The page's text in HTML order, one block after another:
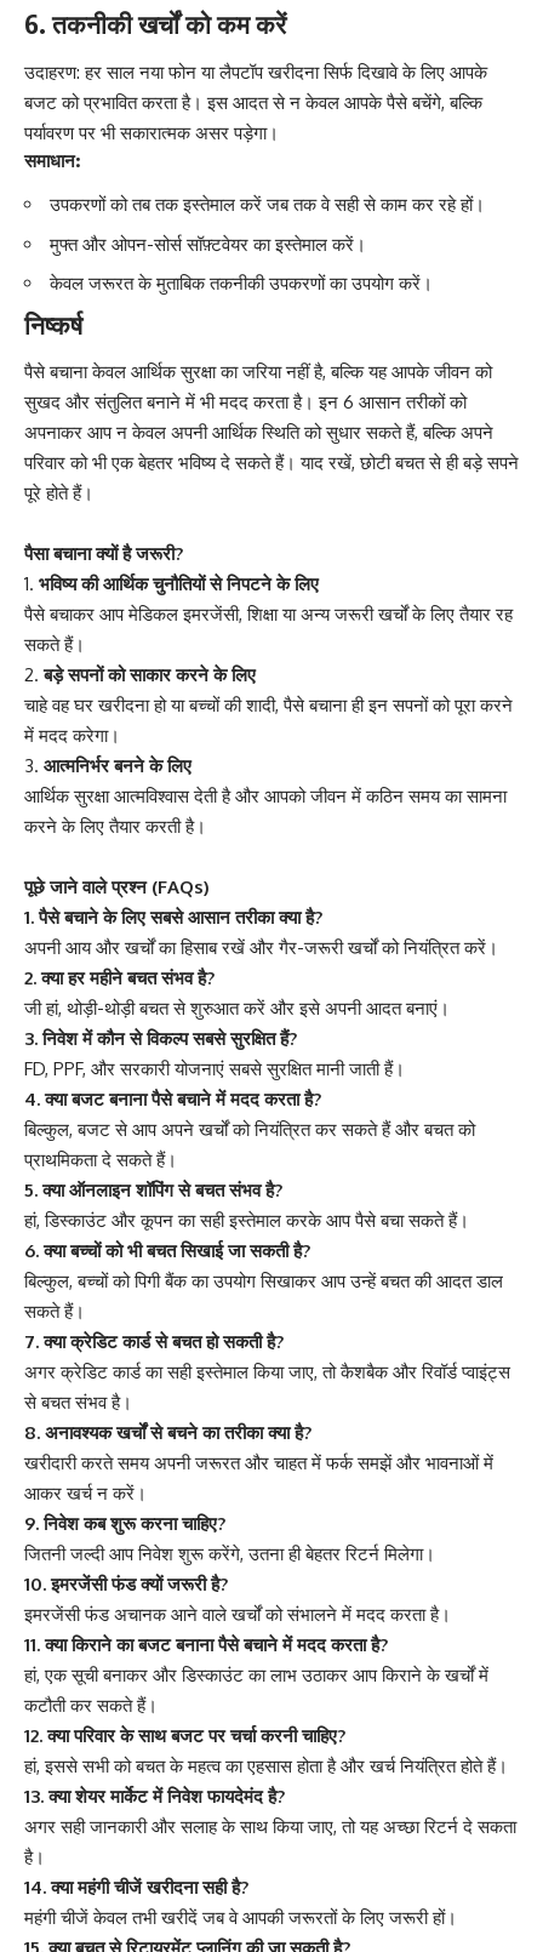
6. तकनीकी खर्चों को कम करें
उदाहरण: हर साल नया फोन या लैपटॉप खरीदना सिर्फ दिखावे के लिए आपके
बजट को प्रभावित करता है। इस आदत से न केवल आपके पैसे बचेंगे, बल्कि
पर्यावरण पर भी सकारात्मक असर पड़ेगा।
समाधान:
उपकरणों को तब तक इस्तेमाल करें जब तक वे सही से काम कर रहे हों।
मुफ्त और ओपन-सोर्स सॉफ़्टवेयर का इस्तेमाल करें।
केवल जरूरत के मुताबिक तकनीकी उपकरणों का उपयोग करें।
निष्कर्ष
पैसे बचाना केवल आर्थिक सुरक्षा का जरिया नहीं है, बल्कि यह आपके जीवन को
सुखद और संतुलित बनाने में भी मदद करता है। इन 6 आसान तरीकों को
अपनाकर आप न केवल अपनी आर्थिक स्थिति को सुधार सकते हैं, बल्कि अपने
परिवार को भी एक बेहतर भविष्य दे सकते हैं। याद रखें, छोटी बचत से ही बड़े सपने
पूरे होते हैं।
पैसा बचाना क्यों है जरूरी?
1. भविष्य की आर्थिक चुनौतियों से निपटने के लिए
पैसे बचाकर आप मेडिकल इमरजेंसी, शिक्षा या अन्य जरूरी खर्चों के लिए तैयार रह
सकते हैं।
2.बड़े सपनों को साकार करने के लिए
चाहे वह घर खरीदना हो या बच्चों की शादी, पैसे बचाना ही इन सपनों को पूरा करने
में मदद करेगा।
3. आत्मनिर्भर बनने के लिए
आर्थिक सुरक्षा आत्मविश्वास देती है और आपको जीवन में कठिन समय का सामना
करने के लिए तैयार करती है।
पूछे जाने वाले प्रश्न (FAQs)
1. पैसे बचाने के लिए सबसे आसान तरीका क्या है?
अपनी आय और खर्चों का हिसाब रखें और गैर-जरूरी खर्चों को नियंत्रित करें।
2. क्या हर महीने बचत संभव है?
जी हां, थोड़ी-थोड़ी बचत से शुरुआत करें और इसे अपनी आदत बनाएं।
3. निवेश में कौन से विकल्प सबसे सुरक्षित हैं?
FD, PPF, और सरकारी योजनाएं सबसे सुरक्षित मानी जाती हैं।
4. क्या बजट बनाना पैसे बचाने में मदद करता है?
बिल्कुल, बजट से आप अपने खर्चों को नियंत्रित कर सकते हैं और बचत को
प्राथमिकता दे सकते हैं।
5. क्या ऑनलाइन शॉपिंग से बचत संभव है?
हां, डिस्काउंट और कूपन का सही इस्तेमाल करके आप पैसे बचा सकते हैं।
6. क्या बच्चों को भी बचत सिखाई जा सकती है?
बिल्कुल, बच्चों को पिगी बैंक का उपयोग सिखाकर आप उन्हें बचत की आदत डाल
सकते हैं।
7. क्या क्रेडिट कार्ड से बचत हो सकती है?
अगर क्रेडिट कार्ड का सही इस्तेमाल किया जाए, तो कैशबैक और रिवॉर्ड प्वाइंट्स
से बचत संभव है।
8. अनावश्यक खर्चों से बचने का तरीका क्या है?
खरीदारी करते समय अपनी जरूरत और चाहत में फर्क समझें और भावनाओं में
आकर खर्च न करें।
9. निवेश कब शुरू करना चाहिए?
जितनी जल्दी आप निवेश शुरू करेंगे, उतना ही बेहतर रिटर्न मिलेगा।
10. इमरजेंसी फंड क्यों जरूरी है?
इमरजेंसी फंड अचानक आने वाले खर्चों को संभालने में मदद करता है।
11. क्या किराने का बजट बनाना पैसे बचाने में मदद करता है?
हां, एक सूची बनाकर और डिस्काउंट का लाभ उठाकर आप किराने के खर्चों में
कटौती कर सकते हैं।
12. क्या परिवार के साथ बजट पर चर्चा करनी चाहिए?
हां, इससे सभी को बचत के महत्व का एहसास होता है और खर्च नियंत्रित होते हैं।
13. क्या शेयर मार्केट में निवेश फायदेमंद है?
अगर सही जानकारी और सलाह के साथ किया जाए, तो यह अच्छा रिटर्न दे सकता
है।
14. क्या महंगी चीजें खरीदना सही है?
महंगी चीजें केवल तभी खरीदें जब वे आपकी जरूरतों के लिए जरूरी हों।